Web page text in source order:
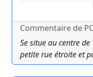
Commentaire de
Se situe au centre
petite rue étroite et